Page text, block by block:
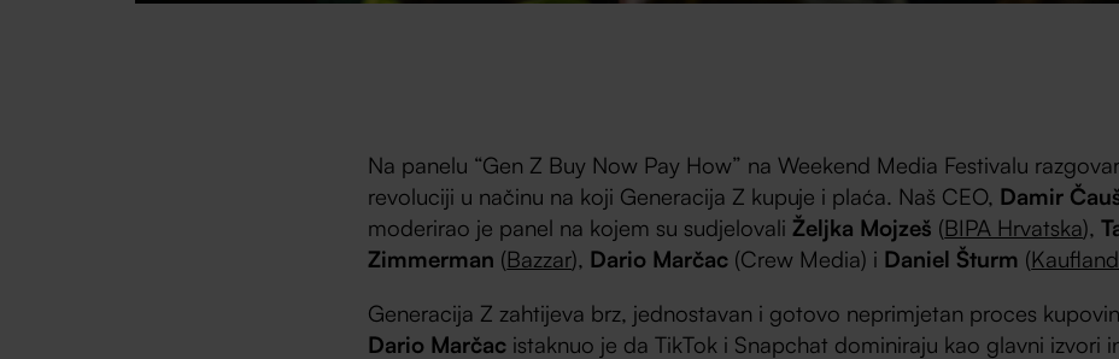
Na panelu “Gen Z Buy Now Pay How” na Weekend Media Festivalu
revoluciji u načinu na koji Generacija Z kupuje i plaća. Naš CEO, Damir
moderirao je panel na kojem su sudjelovaliŽeljka Mojzeš (BIPA Hrvatska),
Zimmerman (Bazzar), Dario Marčac (Crew Media) i Daniel Šturm (Kaufland
Generacija Z zahtijeva brz, jednostavan i gotovo neprimjetan proces
Dario Marčac istaknuo je da TikTok i Snapchat dominiraju kao glavni izvori